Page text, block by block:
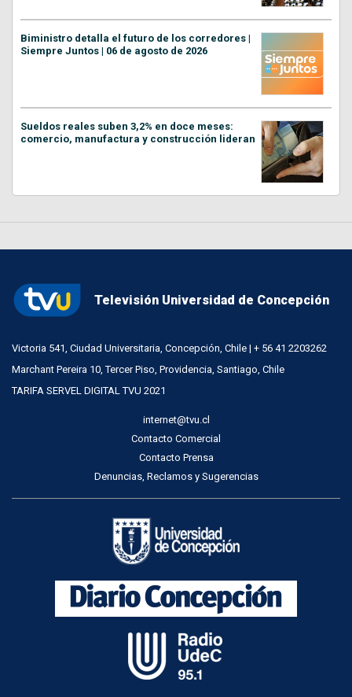
Biministro detalla el futuro de los corredores |
Siempre Juntos | 06 de agosto de 2026
Sueldos reales suben 3,2% en doce meses:
comercio, manufactura y construcción lideran
Televisión Universidad de Concepción
Victoria 541, Ciudad Universitaria, Concepción, Chile | + 56 41 2203262
Marchant Pereira 10, Tercer Piso, Providencia, Santiago, Chile
TARIFA SERVEL DIGITAL TVU 2021
internet@tvu.cl
Contacto Comercial
Contacto Prensa
Denuncias, Reclamos y Sugerencias